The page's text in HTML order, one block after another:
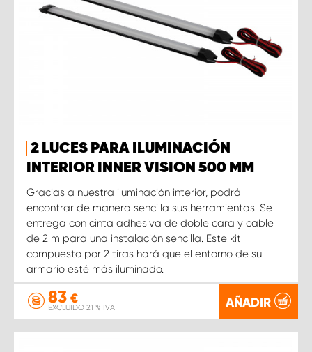
2 LUCES PARA ILUMINACIÓN
INTERIOR INNER VISION 500 MM
Gracias a nuestra iluminación interior, podrá
encontrar de manera sencilla sus herramientas. Se
entrega con cinta adhesiva de doble cara y cable
de 2 m para una instalación sencilla. Este kit
compuesto por 2 tiras hará que el entorno de su
armario esté más iluminado.
83 €
EXCLUIDO 21 % IVA AÑADIR